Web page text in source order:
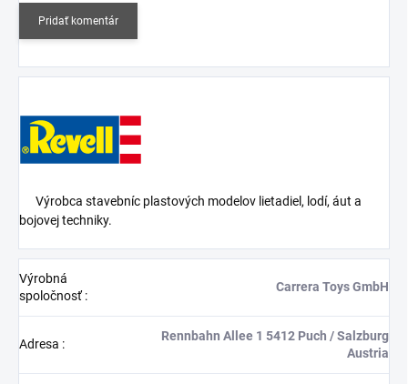
Pridať komentár
Výrobca stavebníc plastových modelov lietadiel, lodí, áut a
bojovej techniky.
Výrobná
spoločnosť:
Carrera Toys GmbH
Adresa :
Rennbahn Allee 1 5412 Puch / Salzburg
Austria